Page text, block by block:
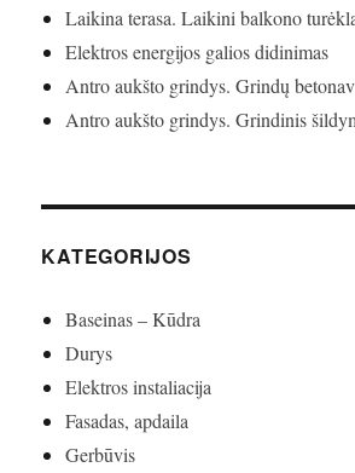
Laikina terasa. Laikini balkono
Elektros energijos galios didinimas
Antro aukšto grindys. Grindų
Antro aukšto grindys. Grindinis
KATEGORIJOS
Baseinas – Kūdra
Durys
Elektros instaliacija
Fasadas, apdaila
Gerbūvis